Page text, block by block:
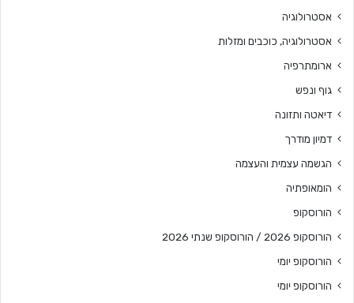
אסטרולוגיה
אסטרולוגיה, כוכבים ומזלות
ארומתרפיה
גוף ונפש
דיאטה ותזונה
דמיון מודרך
הגשמה עצמית והעצמה
הומאופתיה
הורוסקופ
הורוסקופ 2026 / הורוסקופ שנתי 2026
הורוסקופ יומי
הורוסקופ יומי